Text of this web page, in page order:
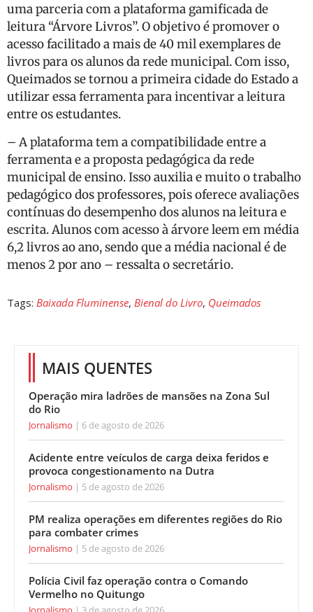
uma parceria com a plataforma gamificada de
leitura “Árvore Livros”. O objetivo é promover o
acesso facilitado a mais de 40 mil exemplares de
livros para os alunos da rede municipal. Com isso,
Queimados se tornou a primeira cidade do Estado a
utilizar essa ferramenta para incentivar a leitura
entre os estudantes.
– A plataforma tem a compatibilidade entre a
ferramenta e a proposta pedagógica da rede
municipal de ensino. Isso auxilia e muito o trabalho
pedagógico dos professores, pois oferece avaliações
contínuas do desempenho dos alunos na leitura e
escrita. Alunos com acesso à árvore leem em média
6,2 livros ao ano, sendo que a média nacional é de
menos 2 por ano – ressalta o secretário.
Tags: Baixada Fluminense, Bienal do Livro, Queimados
MAIS QUENTES
Operação mira ladrões de mansões na Zona Sul
do Rio
Jornalismo 6 de agosto de 2026
Acidente entre veículos de carga deixa feridos e
provoca congestionamento na Dutra
Jornalismo 5 de agosto de 2026
PM realiza operações em diferentes regiões do Rio
para combater crimes
Jornalismo 5 de agosto de 2026
Polícia Civil faz operação contra o Comando
Vermelho no Quitungo